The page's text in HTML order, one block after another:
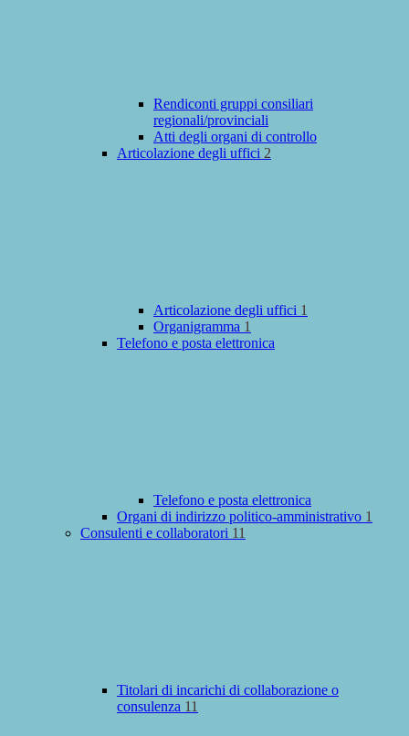
Rendiconti gruppi consiliari
regionali/provinciali
Atti degli organi di controllo
Articolazione degli uffici 2
Articolazione degli uffici 1
Organigramma 1
Telefono e posta elettronica
Telefono e posta elettronica
Organi di indirizzo politico-amministrativo 1
Consulenti e collaboratori 11
Titolari di incarichi di collaborazione o
consulenza 11